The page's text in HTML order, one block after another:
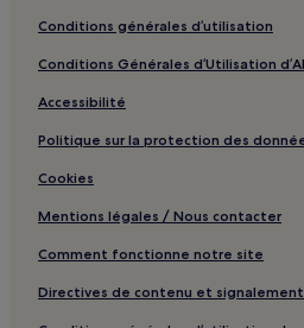
Conditions générales d’utilisation
Conditions Générales d’Utilisation
Accessibilité
Politique sur la protection des
Cookies
Mentions légales / Nous contacter
Comment fonctionne notre site
Directives de contenu et